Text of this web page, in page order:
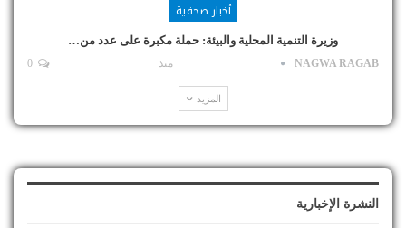
أخبار صحفية
وزيرة التنمية المحلية والبيئة: حملة مكبرة على عدد من…
NAGWA RAGAB منذ
المزيد
النشرة الإخبارية